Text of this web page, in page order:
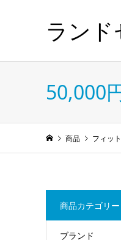
ラン
50,000
商品 フィッ
商品カテゴリー
ブランド